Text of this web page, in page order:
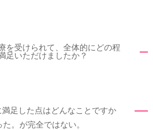
を受けられて、全体的にどの程
足いただけましたか？
足した点はどんなことですか
。が完全ではない。